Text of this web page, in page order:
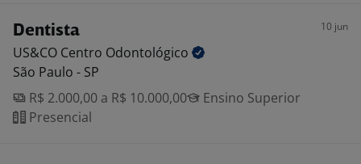
Dentista 10 jun
US&CO Centro Odontológico
São Paulo - SP
R$ 2.000,00 a R$ 10.000,00
Ensino Superior
Presencial